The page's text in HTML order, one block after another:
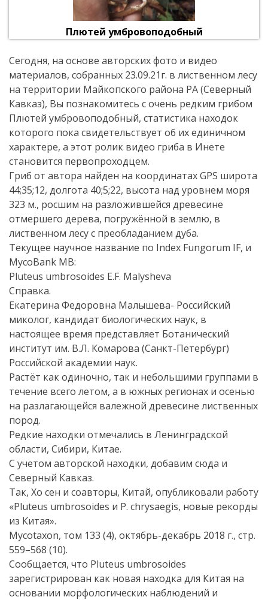
Плютей умбровоподобный
Сегодня, на основе авторских фото и видео
материалов, собранных 23.09.21г. в лиственном лесу
на территории Майкопского района РА (Северный
Кавказ), Вы познакомитесь с очень редким грибом
Плютей умбровоподобный, статистика находок
которого пока свидетельствует об их единичном
характере, а этот ролик видео гриба в Инете
становится первопроходцем.
Гриб от автора найден на координатах GPS широта
44;35;12, долгота 40;5;22, высота над уровнем моря
323 м., росшим на разложившейся древесине
отмершего дерева, погружённой в землю, в
лиственном лесу с преобладанием дуба.
Текущее научное название по Index Fungorum IF, и
MycoBank MB:
Pluteus umbrosoides E.F. Malysheva
Справка.
Екатерина Федоровна Малышева- Российский
миколог, кандидат биологических наук, в
настоящее время представляет Ботанический
институт им. В.Л. Комарова (Санкт-Петербург)
Российской академии наук.
Растёт как одиночно, так и небольшими группами в
течение всего летом, а в южных регионах и осенью
на разлагающейся валежной древесине лиственных
пород.
Редкие находки отмечались в Ленинградской
области, Сибири, Китае.
С учетом авторской находки, добавим сюда и
Северный Кавказ.
Так, Хо сен и соавторы, Китай, опубликовали работу
«Pluteus umbrosoides и P. chrysaegis, новые рекорды
из Китая».
Mycotaxon, том 133 (4), октябрь-декабрь 2018 г., стр.
559–568 (10).
Сообщается, что Pluteus umbrosoides
зарегистрирован как новая находка для Китая на
основании морфологических наблюдений и